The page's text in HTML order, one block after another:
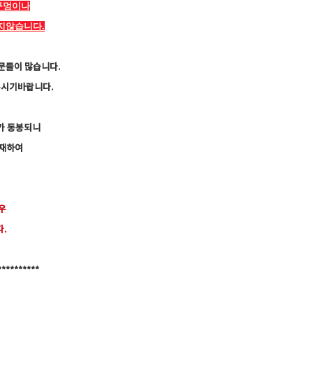
멍이나
않습니다.
들이 많습니다.
기바랍니다.
동봉되니
하여
.